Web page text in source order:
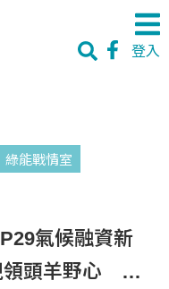
登入
綠能戰情室
氣候融資新
領頭羊野心 新